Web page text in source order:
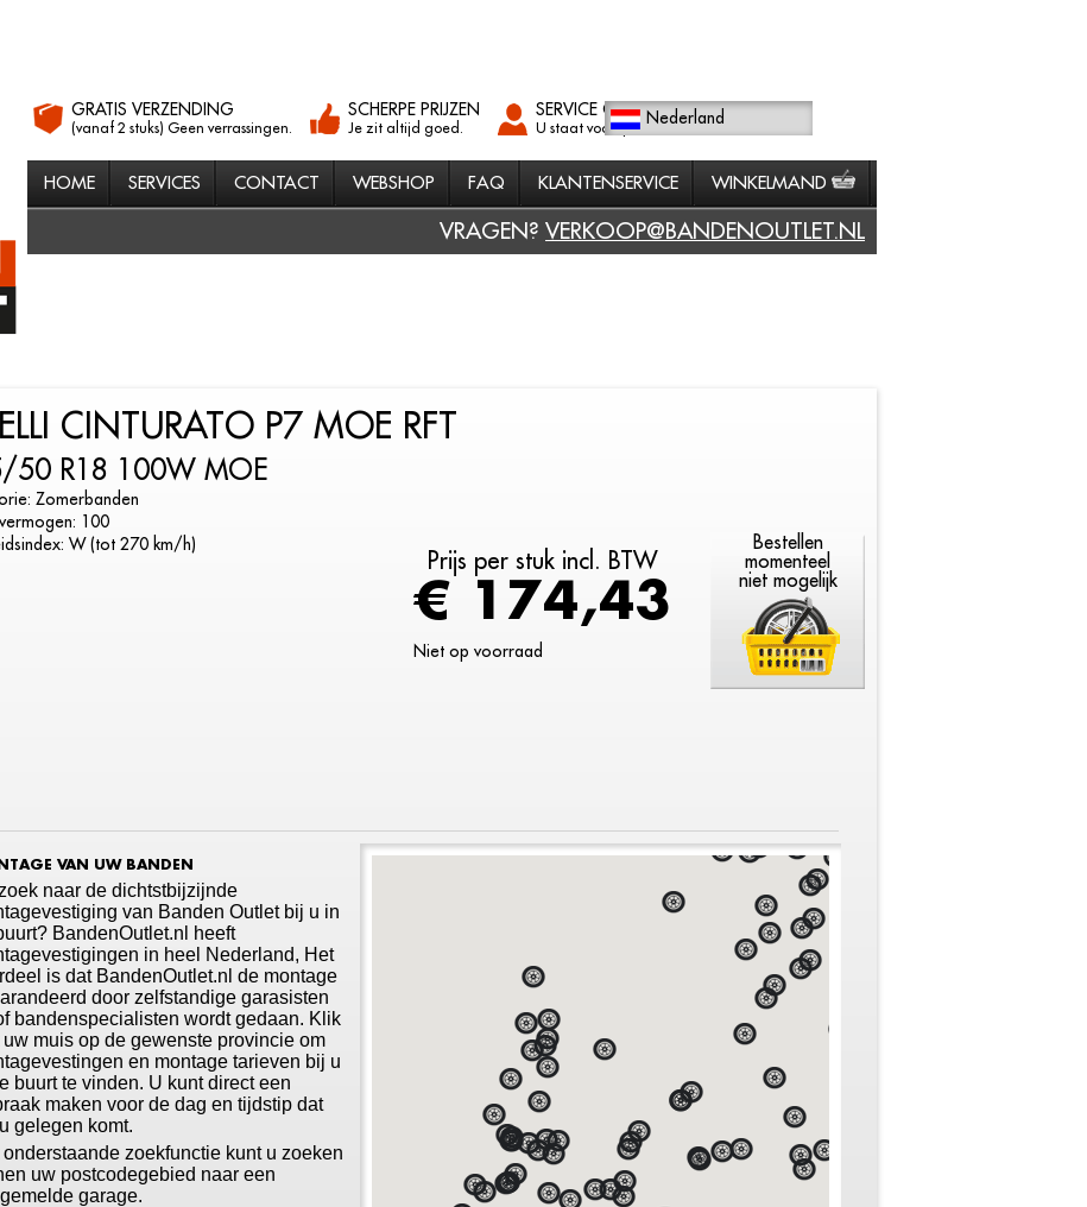
GRATIS VERZENDING
(vanaf 2 stuks) Geen verrassingen.
SCHERPE PRIJZEN
Je zit altijd goed.
SERVICE GERICHT
U staat voorop. Nederland
HOME SERVICES CONTACT WEBSHOP FAQ KLANTENSERVICE WINKELMAND
VRAGEN? VERKOOP@BANDENOUTLET.NL
CINTURATO P7 MOE RFT
50 R18 100W MOE
Zomerbanden
100
W (tot 270 km/h)
Bestellen
momenteel
niet mogelijk
Prijs per stuk incl. BTW
€ 174,43
Niet op voorraad
VAN UW BANDEN
naar de dichtstbijzijnde
van Banden Outlet bij u in
BandenOutlet.nl heeft
in heel Nederland, Het
is dat BandenOutlet.nl de montage
door zelfstandige garasisten
bandenspecialisten wordt gedaan. Klik
uw muis op de gewenste provincie om
en montage tarieven bij u
buurt te vinden. U kunt direct een
maken voor de dag en tijdstip dat
gelegen komt.
onderstaande zoekfunctie kunt u zoeken
uw postcodegebied naar een
garage.